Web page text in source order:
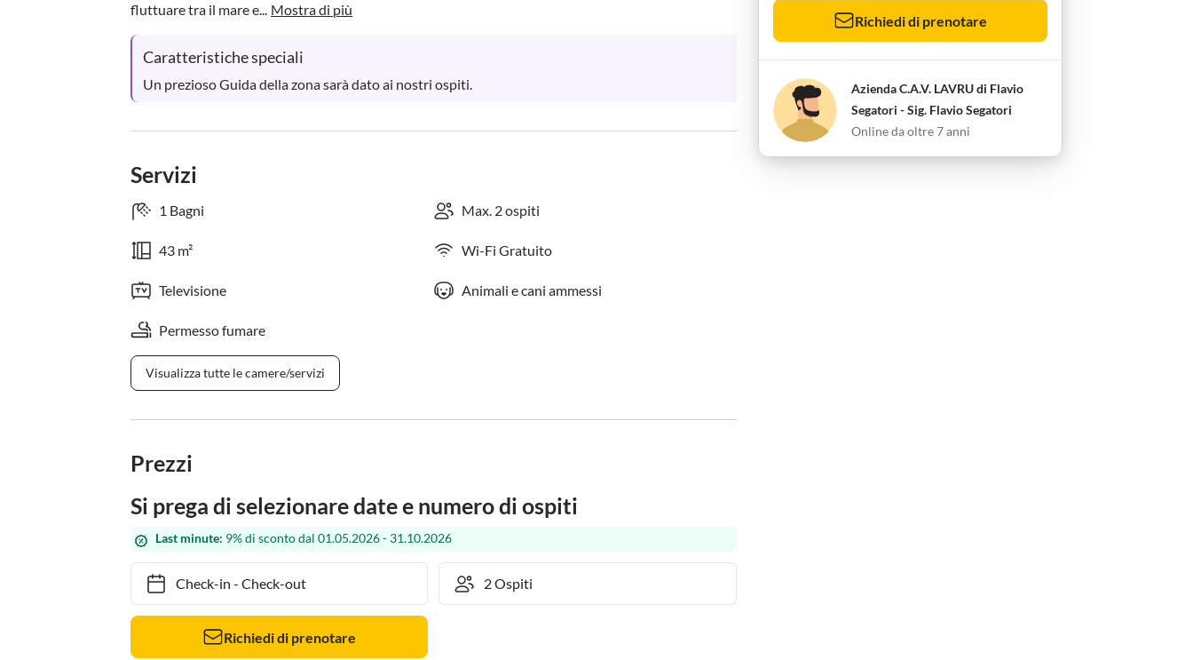
fluttuare tra il mare e... Mostra di più
Caratteristiche speciali
Un prezioso Guida della zona sarà dato ai nostri ospiti.
Servizi
1 Bagni Max. 2 ospiti
43 m² Wi-Fi Gratuito
Televisione Animali e cani ammessi
Permesso fumare
Visualizza tutte le camere/servizi
Prezzi
Si prega di selezionare date e numero di ospiti
Last minute: 9% di sconto dal 01.05.2026 - 31.10.2026
Check-in- Check-out
Richiedi di prenotare
Richiedi di prenotare
Azienda C.A.V. LAVRU di Flavio
Segatori - Sig. Flavio Segatori
Online da oltre 7 anni